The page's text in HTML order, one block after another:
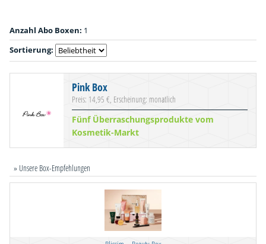
Anzahl Abo Boxen: 1
Sortierung:
Pink Box
Preis: 14,95 €, Erscheinung: monatlich
Fünf Überraschungsprodukte vom
Kosmetik-Markt
» Unsere Box-Empfehlungen